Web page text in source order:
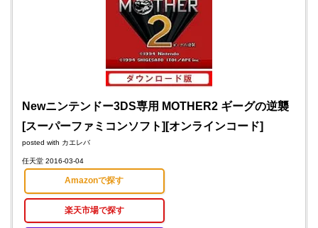
Newニンテンドー3DS専用 MOTHER2 ギーグの逆襲
[スーパーファミコンソフト][オンラインコード]
posted with カエレバ
任天堂 2016-03-04
Amazonで探す
楽天市場で探す